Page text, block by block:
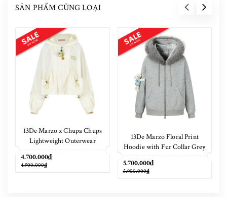
SẢN PHẨM CÙNG LOẠI
13De Marzo x Chupa Chups
Lightweight Outerwear
4.700.000₫
4.900.000₫
13De Marzo Floral Print
Hoodie with Fur Collar Grey
5.700.000₫
5.900.000₫